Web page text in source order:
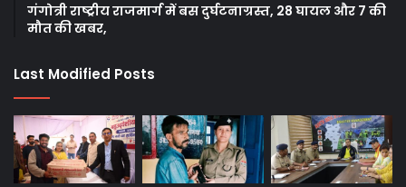
गंगोत्री राष्ट्रीय राजमार्ग में बस दुर्घटनाग्रस्त, 28 घायल और 7 की
मौत की खबर,
Last Modified Posts